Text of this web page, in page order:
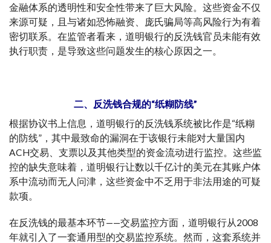
金融体系的透明性和安全性带来了巨大风险。这些资金不仅
来源可疑，且与诸如恐怖融资、庞氏骗局等高风险行为有着
密切联系。在监管者看来，道明银行的反洗钱官员未能有效
执行职责，是导致这些问题发生的核心原因之一。
二、反洗钱合规的“纸糊防线”
根据协议书上信息，道明银行的反洗钱系统被比作是“纸糊
的防线”，其中最致命的漏洞在于该银行未能对大量国内
ACH交易、支票以及其他类型的资金流动进行监控。这些监
控的缺失意味着，道明银行让数以千亿计的美元在其账户体
系中流动而无人问津，这些资金中不乏用于非法用途的可疑
款项。
在反洗钱的最基本环节——交易监控方面，道明银行从2008
年就引入了一套通用型的交易监控系统。然而，这套系统并